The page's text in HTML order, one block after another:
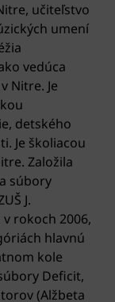
učiteľstvo
umení
vedúca
Nitre. Je
detského
Je školiacou
Založila
súbory
J.
rokoch 2006,
hlavnú
kole
Deficit,
(Alžbeta